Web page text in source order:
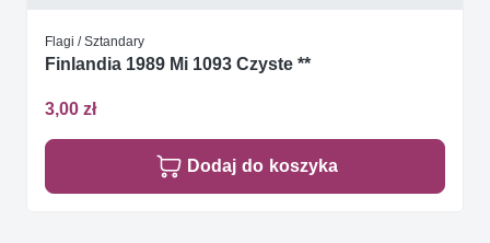
Flagi / Sztandary
Finlandia 1989 Mi 1093 Czyste **
3,00 zł
Dodaj do koszyka